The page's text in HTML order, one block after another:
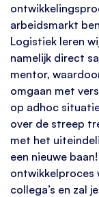
arbeidsmarkt
Logistiek leren
namelijk direct
mentor,
omgaan met
op adhoc
over de streep
met het
een nieuwe
ontwikkelproces
collega’s en zal